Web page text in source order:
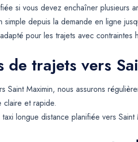
si vous devez enchaîner plusieurs
simple depuis la demande en ligne
pour les trajets avec contraintes
de trajets vers
Saint Maximin, nous assurons
et rapide.
longue distance planifiée vers